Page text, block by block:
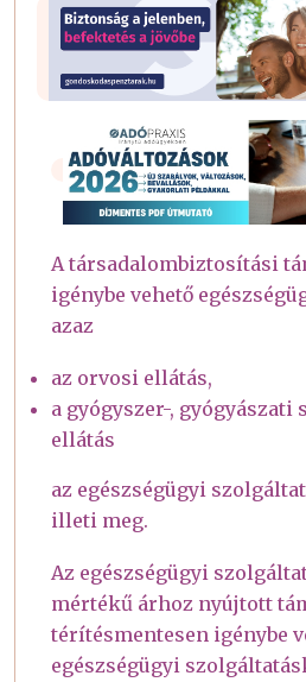
A társadalombiztosítási
igénybe vehető
azaz
az orvosi ellátás,
a gyógyszer-, gyógyászati
ellátás
az egészségügyi
illeti meg.
Az egészségügyi
mértékű árhoz nyújtott
térítésmentesen igénybe
egészségügyi